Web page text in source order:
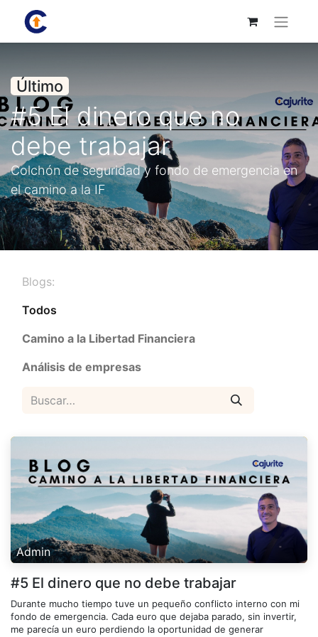
Último
#5 El dinero que no
debe trabajar
Colchón de seguridad y fondo de emergencia en
el camino a la IF
Blogs:
Todos
Camino a la Libertad Financiera
Análisis de empresas
Admin
#5 El dinero que no debe trabajar
Durante mucho tiempo tuve un pequeño conflicto interno con mi
fondo de emergencia. Cada euro que dejaba parado, sin invertir,
me parecía un euro perdiendo la oportunidad de generar